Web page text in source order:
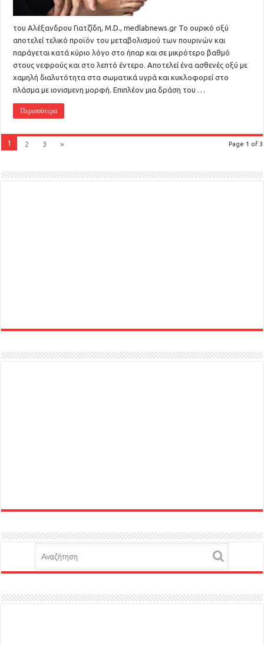
του Αλέξανδρου Γιατζίδη, M.D., medlabnews.gr Το ουρικό οξύ
αποτελεί τελικό προϊόν του μεταβολισμού των πουρινών και
παράγεται κατά κύριο λόγο στο ήπαρ και σε μικρότερο βαθμό
στους νεφρούς και στο λεπτό έντερο. Αποτελεί ένα ασθενές οξύ με
χαμηλή διαλυτότητα στα σωματικά υγρά και κυκλοφορεί στο
πλάσμα με ιονισμενη μορφή. Επιπλέον μια δράση του …
Περισσότερα
Page 1 of 3
1 2 3 »